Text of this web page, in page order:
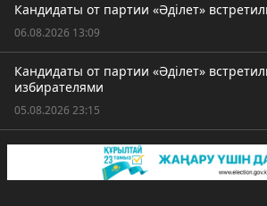
Кандидаты от партии «Әділет»
06.08.2026 13:09
Кандидаты от партии «Әділет»
избирателями
05.08.2026 23:15